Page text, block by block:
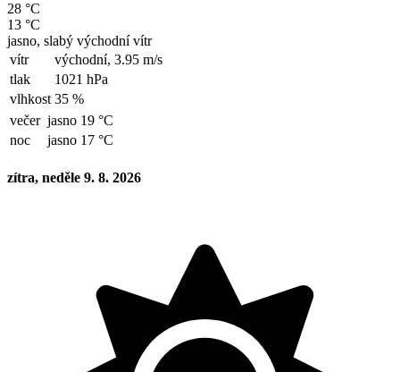
28 °C
13 °C
jasno, slabý východní vítr
vítr
východní, 3.95 m/s
tlak
1021 hPa
vlhkost 35 %
večer jasno 19 °C
noc
jasno 17 °C
zítra, neděle 9. 8. 2026